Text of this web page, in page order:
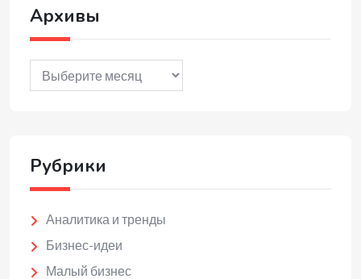
Архивы
Архивы
Рубрики
Аналитика и тренды
Бизнес-идеи
Малый бизнес